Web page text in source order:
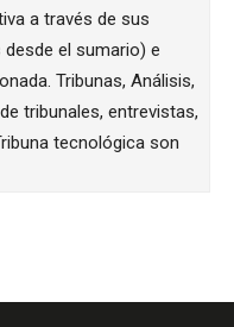
a través de sus
el sumario) e
Tribunas, Análisis,
tribunales, entrevistas,
tecnológica son